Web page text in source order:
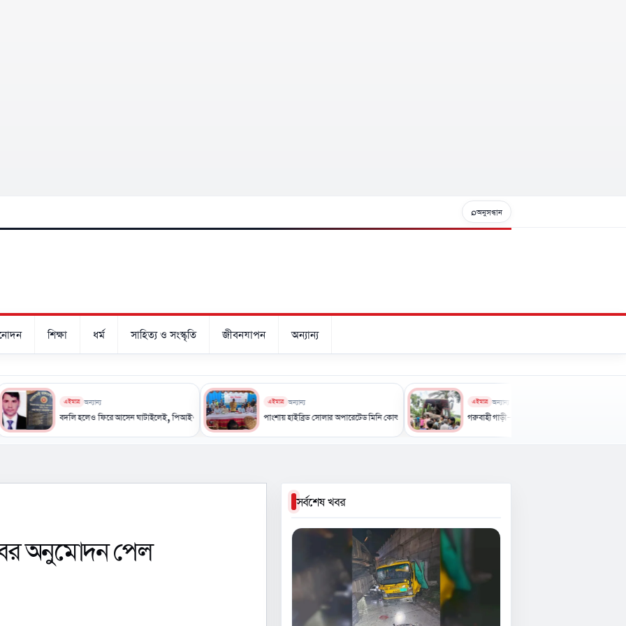
⌕অনুসন্ধান
শিক্ষা ধর্ম সাহিত্য ও সংস্কৃতি জীবনযাপন অন্যান্য
এইমাত্র অন্যান্য
বদলি হলেও ফিরে আসেন ঘাটাইলেই, পিআইও এনামুলকে ঘিরে নানা প্রশ্ন
এইমাত্র অন্যান্য
পাংশায় হাইব্রিড সোলার অপারেটেড মিনি কোল্ড স্টোরেজ-এর উদ্বোধন
এইমাত্র অন্যান্য
গরুবাহী গাড়ী-বাসের মুখোমুখি সংঘর্ষে নিহত ৩, আহত ৪
অনুমোদন পেল
সর্বশেষ খবর